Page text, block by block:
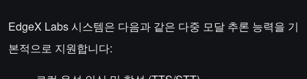
EdgeX Labs 시스템은 다음과 같은 다중 모달 추론 능력을 기
본적으로 지원합니다: